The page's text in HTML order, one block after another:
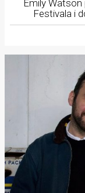
Emily Watson
Festivala i